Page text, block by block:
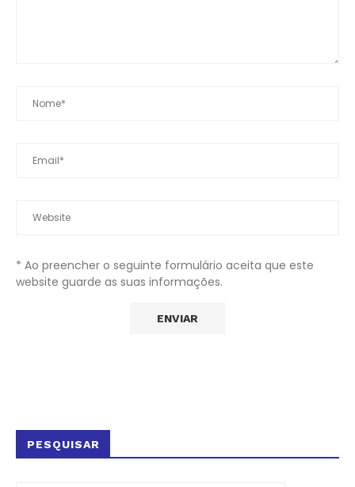
* Ao preencher o seguinte formulário aceita que este
website guarde as suas informações.
PESQUISAR